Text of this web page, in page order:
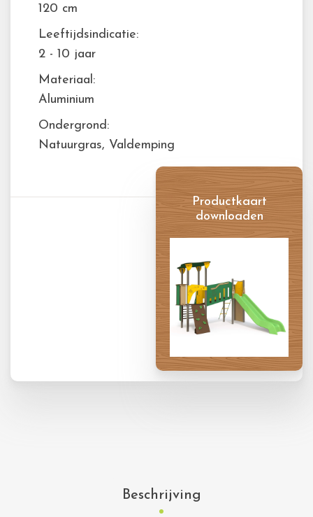
120 cm
Leeftijdsindicatie:
2 - 10 jaar
Materiaal:
Aluminium
Ondergrond:
Natuurgras, Valdemping
Productkaart
downloaden
Beschrijving